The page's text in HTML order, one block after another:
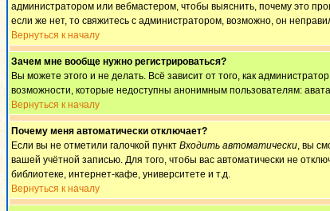
администратором или вебмастером, чтобы выяснить, почему это
если же нет, то свяжитесь с администратором, возможно, он
Вернуться к началу
Зачем мне вообще нужно регистрироваться?
Вы можете этого и не делать. Всё зависит от того, как
возможности, которые недоступны анонимным пользователям:
Вернуться к началу
Почему меня автоматически отключает?
Если вы не отметили галочкой пункт Входить автоматически, вы
вашей учётной записью. Для того, чтобы вас автоматически не
библиотеке, интернет-кафе, университете и т.д.
Вернуться к началу